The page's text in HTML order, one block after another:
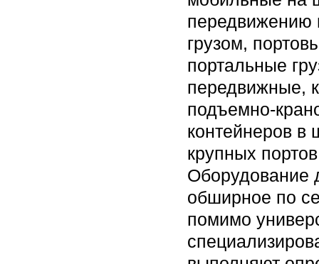
передвижению
грузом,
портальные
передвижные,
подъемно-
контейнеров
крупных
Оборудование
обширное по
помимо